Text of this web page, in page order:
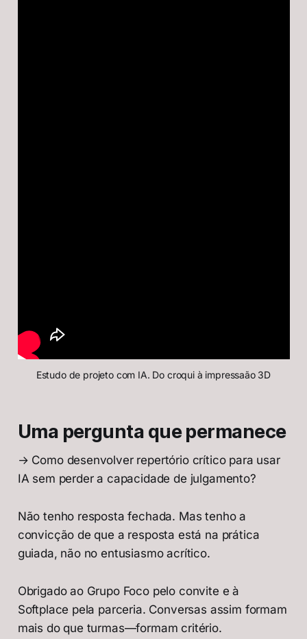
Estudo de projeto com IA. Do croqui à impressaão 3D
Uma pergunta que permanece
→ Como desenvolver repertório crítico para usar
IA sem perder a capacidade de julgamento?
Não tenho resposta fechada. Mas tenho a
convicção de que a resposta está na prática
guiada, não no entusiasmo acrítico.
Obrigado ao Grupo Foco pelo convite e à
Softplace pela parceria. Conversas assim formam
mais do que turmas—formam critério.